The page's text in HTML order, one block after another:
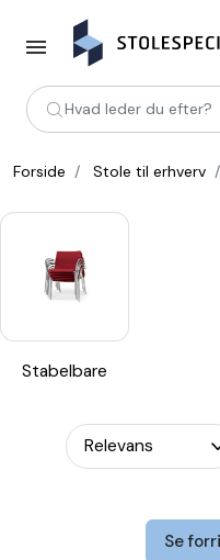
Hvad leder du efter?
Forside Stole til erhverv
Stabelbare
Se